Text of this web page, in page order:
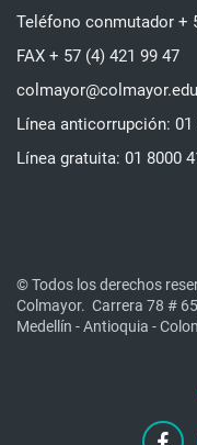
Teléfono conmutador +
FAX + 57 (4) 421 99 47
Línea anticorrupción: 01
Línea gratuita: 01 8000
© Todos los derechos
Colmayor. Carrera 78 #
Medellín - Antioquia -